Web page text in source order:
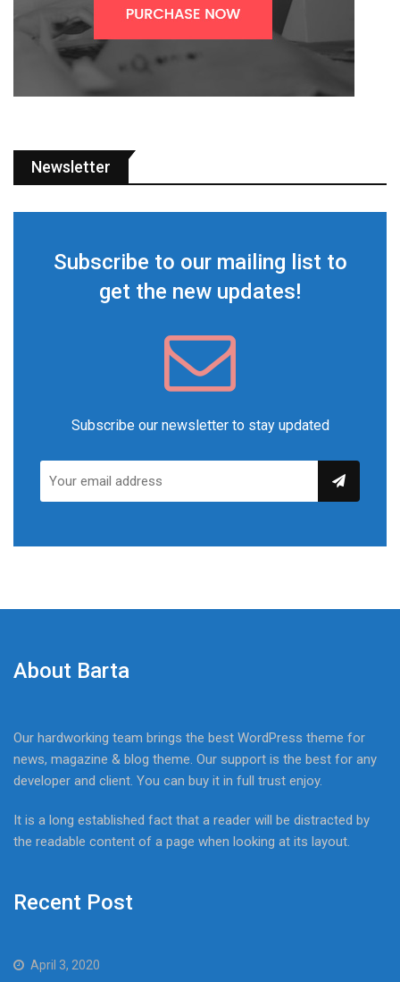
Newsletter
Subscribe to our mailing list to
get the new updates!
Subscribe our newsletter to stay updated
About Barta
Our hardworking team brings the best WordPress theme for
news, magazine & blog theme. Our support is the best for any
developer and client. You can buy it in full trust enjoy.
It is a long established fact that a reader will be distracted by
the readable content of a page when looking at its layout.
Recent Post
April 3, 2020